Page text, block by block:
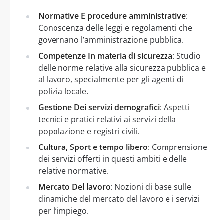
Normative E procedure amministrative:
Conoscenza delle leggi e regolamenti che
governano l’amministrazione pubblica.
Competenze In materia di sicurezza: Studio
delle norme relative alla sicurezza pubblica e
al lavoro, specialmente per gli agenti di
polizia locale.
Gestione Dei servizi demografici: Aspetti
tecnici e pratici relativi ai servizi della
popolazione e registri civili.
Cultura, Sport e tempo libero: Comprensione
dei servizi offerti in questi ambiti e delle
relative normative.
Mercato Del lavoro: Nozioni di base sulle
dinamiche del mercato del lavoro e i servizi
per l’impiego.